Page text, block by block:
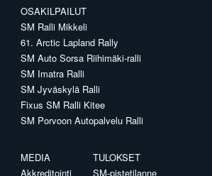
OSAKILPAILUT
SM Ralli Mikkeli
61. Arctic Lapland Rally
SM Auto Sorsa Riihimäki-ralli
SM Imatra Ralli
SM Jyväskylä Ralli
Fixus SM Ralli Kitee
SM Porvoon Autopalvelu Ralli
MEDIA
Akkreditointi
TULOKSET
SM-pistetilanne